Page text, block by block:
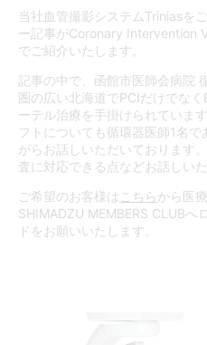
当社血管撮影システムTriniasを
ー記事がCoronary Intervention
でご紹介いたします。
記事の中で、函館市医師会病院
圏の広い北海道でPCIだけでな
ーテル治療を手掛けられていま
フトについても循環器医師1名
がらお話しいただいております
査に対応できる点などお話しいた
ご希望のお客様は こちらから医
SHIMADZU MEMBERS CLUBへ
ドをお願いいたします。